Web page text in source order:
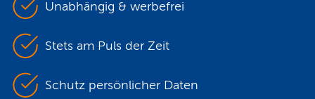
Unabhängig & werbefrei
Stets am Puls der Zeit
Schutz persönlicher Daten